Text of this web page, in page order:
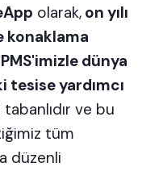
olarak, on yılı
konaklama
dünya
yardımcı
ve bu
tüm
düzenli